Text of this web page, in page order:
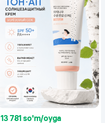
13 781 so'm/oyga